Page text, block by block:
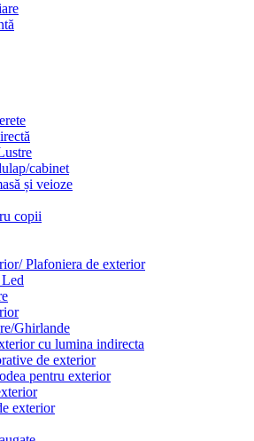
cabinet
și veioze
copii
Plafoniera de exterior
Ghirlande
cu lumina indirecta
de exterior
pentru exterior
exterior